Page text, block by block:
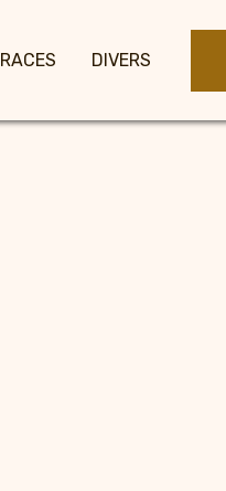
RACES DIVERS